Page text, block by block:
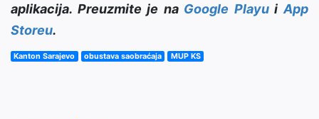
aplikacija. Preuzmite je na Google PlayuiApp
Storeu.
Kanton Sarajevo obustava saobraćaja MUP KS